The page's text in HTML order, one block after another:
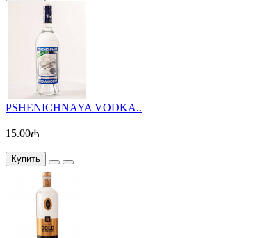
PSHENICHNAYA VODKA..
15.00₼
Купить